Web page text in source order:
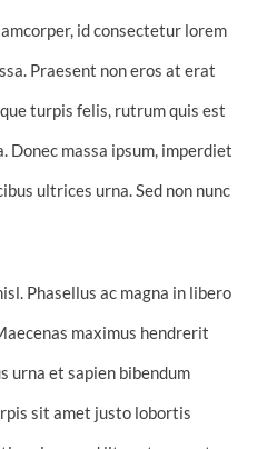
id consectetur lorem
Praesent non eros at erat
turpis felis, rutrum quis est
Donec massa ipsum, imperdiet
ultrices urna. Sed non nunc
Phasellus ac magna in libero
maximus hendrerit
urna et sapien bibendum
sit amet justo lobortis